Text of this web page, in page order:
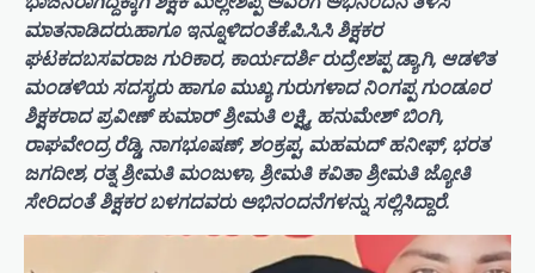
ಮಾತನಾಡಿದರು.ಹಾಗೂ ಇನ್ನೂಳಿದಂತೆಕೆ.ಪಿ.ಸಿ.ಸಿ ಶಿಕ್ಷಕರ
ಘಟಕದಬಸವರಾಜ ಗುರಿಕಾರ, ಕಾರ್ಯದರ್ಶಿ ರುದ್ರೇಶಪ್ಪ ಡ್ಯಾಗಿ, ಆಡಳಿತ
ಮಂಡಳಿಯ ಸದಸ್ಯರು ಹಾಗೂ ಮುಖ್ಯ ಗುರುಗಳಾದ ನಿಂಗಪ್ಪ ಗುಂಡೂರ
ಶಿಕ್ಷಕರಾದ ಪ್ರವೀಣ್ ಕುಮಾರ್ ಶ್ರೀಮತಿ ಲಕ್ಷ್ಮಿ, ಹನುಮೇಶ್ ಬಿಂಗಿ,
ರಾಘವೇಂದ್ರ ರೆಡ್ಡಿ, ನಾಗಭೂಷಣ್, ಶಂಕ್ರಪ್ಪ, ಮಹಮದ್ ಹನೀಫ್, ಭರತ
ಜಗದೀಶ, ರತ್ನ ಶ್ರೀಮತಿ ಮಂಜುಳಾ, ಶ್ರೀಮತಿ ಕವಿತಾ ಶ್ರೀಮತಿ ಜ್ಯೋತಿ
ಸೇರಿದಂತೆ ಶಿಕ್ಷಕರ ಬಳಗದವರು ಅಭಿನಂದನೆಗಳನ್ನು ಸಲ್ಲಿಸಿದ್ದಾರೆ.